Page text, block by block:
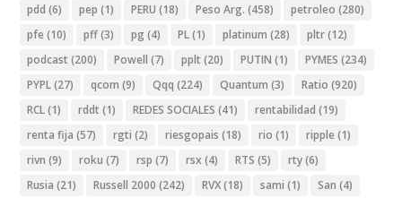
pdd (6) pep (1) PERU (18) Peso Arg. (458) petroleo (280)
pfe (10) pff(3) pg (4) PL(1) platinum (28) pltr(12)
podcast (200) Powell (7) pplt (20) PUTIN (1) PYMES (234)
PYPL(27) qcom (9) Qqq (224) Quantum (3) Ratio (920)
RCL(1) rddt (1) REDES SOCIALES (41) rentabilidad (19)
renta fija (57) rgti (2) riesgopais (18) rio (1) ripple (1)
rivn (9) roku (7) rsp (7) rsx (4) RTS (5) rty(6)
Rusia (21) Russell 2000 (242) RVX(18) sami (1) San (4)